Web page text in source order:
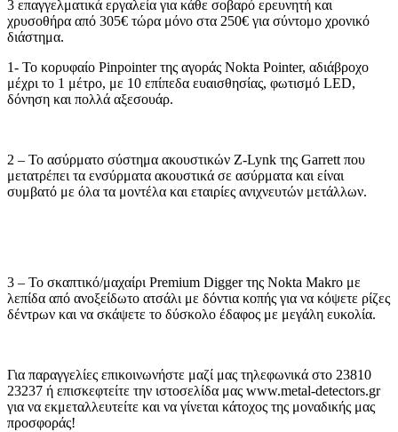
3 επαγγελματικά εργαλεία για κάθε σοβαρό ερευνητή και
χρυσοθήρα από 305€ τώρα μόνο στα 250€ για σύντομο χρονικό
διάστημα.
1- Το κορυφαίο Pinpointer της αγοράς Nokta Pointer, αδιάβροχο
μέχρι το 1 μέτρο, με 10 επίπεδα ευαισθησίας, φωτισμό LED,
δόνηση και πολλά αξεσουάρ.
2 – Το ασύρματο σύστημα ακουστικών Z-Lynk της Garrett που
μετατρέπει τα ενσύρματα ακουστικά σε ασύρματα και είναι
συμβατό με όλα τα μοντέλα και εταιρίες ανιχνευτών μετάλλων.
3 – Το σκαπτικό/μαχαίρι Premium Digger της Nokta Makro με
λεπίδα από ανοξείδωτο ατσάλι με δόντια κοπής για να κόψετε ρίζες
δέντρων και να σκάψετε το δύσκολο έδαφος με μεγάλη ευκολία.
Για παραγγελίες επικοινωνήστε μαζί μας τηλεφωνικά στο 23810
23237 ή επισκεφτείτε την ιστοσελίδα μας www.metal-detectors.gr
για να εκμεταλλευτείτε και να γίνεται κάτοχος της μοναδικής μας
προσφοράς!